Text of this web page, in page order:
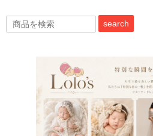
search